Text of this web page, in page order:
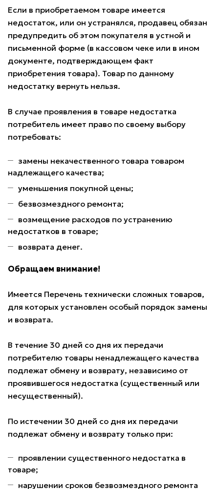
Если в приобретаемом товаре имеется
недостаток, или он устранялся, продавец обязан
предупредить об этом покупателя в устной и
письменной форме (в кассовом чеке или в ином
документе, подтверждающем факт
приобретения товара). Товар по данному
недостатку вернуть нельзя.
В случае проявления в товаре недостатка
потребитель имеет право по своему выбору
потребовать:
замены некачественного товара товаром
надлежащего качества;
уменьшения покупной цены;
безвозмездного ремонта;
возмещение расходов по устранению
недостатков в товаре;
возврата денег.
Обращаем внимание!
Имеется Перечень технически сложных товаров,
для которых установлен особый порядок замены
и возврата.
В течение 30 дней со дня их передачи
потребителю товары ненадлежащего качества
подлежат обмену и возврату, независимо от
проявившегося недостатка (существенный или
несущественный).
По истечении 30 дней со дня их передачи
подлежат обмену и возврату только при:
проявлении существенного недостатка в
товаре;
нарушении сроков безвозмездного ремонта